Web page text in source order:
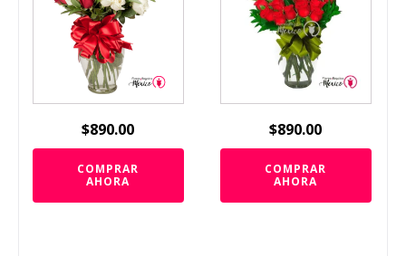
$890.00
COMPRAR
AHORA
$890.00
COMPRAR
AHORA